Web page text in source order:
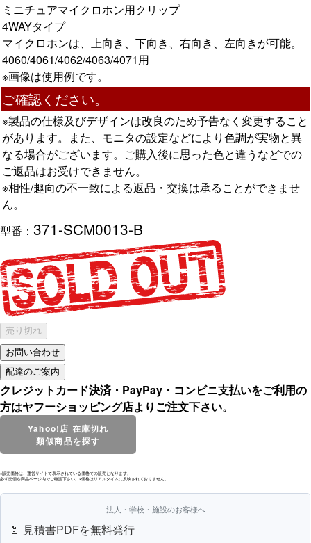
ミニチュアマイクロホン用クリップ
4WAYタイプ
マイクロホンは、上向き、下向き、右向き、左向きが可能。
4060/4061/4062/4063/4071用
※画像は使用例です。
ご確認ください。
※製品の仕様及びデザインは改良のため予告なく変更すること
があります。また、モニタの設定などにより色調が実物と異
なる場合がございます。ご購入後に思った色と違うなどでの
ご返品はお受けできません。
※相性/趣向の不一致による返品・交換は承ることができませ
ん。
型番： 371-SCM0013-B
売り切れ
クレジットカード決済・PayPay・コンビニ支払いをご利用の
方はヤフーショッピング店よりご注文下さい。
Yahoo!店 在庫切れ
類似商品を探す
※販売価格は、運営サイトで表示されている価格での販売となります。
必ず売価を商品ページ内でご確認下さい。※価格はリアルタイムに反映されておりません。
法人・学校・施設のお客様へ
📄 見積書PDFを無料発行